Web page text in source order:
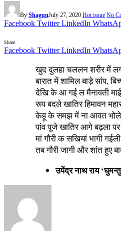
By ShagunJuly 27, 2020 Hot issue No
Facebook Twitter LinkedIn
Share
Facebook Twitter LinkedIn
खुद दुलहा चललन शरीर में
बारात में शामिल बाड़े सांप,
देखि के आ गई ल मैनावती
रूप बदले खातिर हिमावन
केहू के समझ में ना आवत भोले
पांव पूजे खातिर आगे बढ़ला
मां गौरी क सखियां भागी
तब गौरी जागी और शांत हुए
उपेंद्र नाथ राय